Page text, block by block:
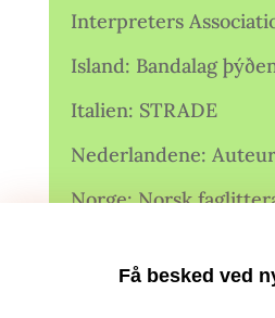
Få besked ved
Interpreters
Island: Bandalag
Italien: STRADE
Nederlandene:
Norge: Norsk
Norge: Norsk